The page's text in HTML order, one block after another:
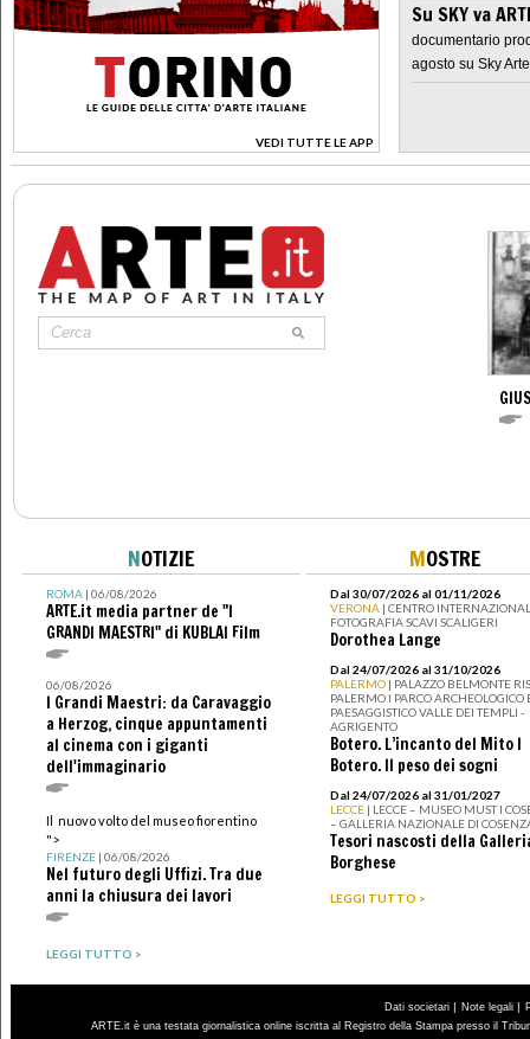
VEDI TUTTE LE APP
>
Su SKY va
documentario
agosto su Sky Arte
NOTIZIE
ROMA| 06/08/2026
ARTE.it media partner de "I
GRANDI MAESTRI" di KUBLAI Film
06/08/2026
I Grandi Maestri: da Caravaggio
a Herzog, cinque appuntamenti
al cinema con i giganti
dell'immaginario
Il nuovo volto del museo fiorentino
">
FIRENZE| 06/08/2026
Nel futuro degli Uffizi. Tra due
anni la chiusura dei lavori
LEGGI TUTTO >
MOSTRE
Dal 30/07/2026 al 01/11/2026
VERONA | CENTRO
FOTOGRAFIA SCAVI SCALIGERI
Dorothea Lange
Dal 24/07/2026 al 31/10/2026
PALERMO | PALAZZO BELMONTE
PALERMO I PARCO ARCHEOLOGICO
PAESAGGISTICO VALLE DEI TEMPLI -
AGRIGENTO
Botero. L’incanto del Mito I
Botero. Il peso dei sogni
Dal 24/07/2026 al 31/01/2027
LECCE | LECCE – MUSEO MUST I
– GALLERIA NAZIONALE DI
Tesori nascosti della
Borghese
LEGGI TUTTO >
Dati societari | Note legali |
ARTE.it è una testata giornalistica online iscritta al Registro della Stampa presso il